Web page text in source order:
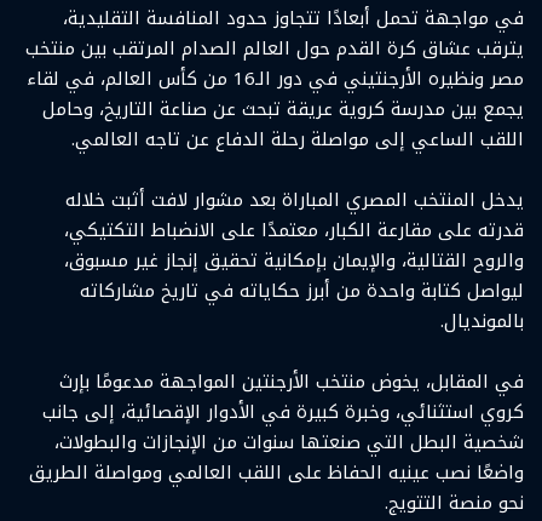
في مواجهة تحمل أبعادًا تتجاوز حدود المنافسة التقليدية،
يترقب عشاق كرة القدم حول العالم الصدام المرتقب بين منتخب
مصر ونظيره الأرجنتيني في دور الـ16 من كأس العالم، في لقاء
يجمع بين مدرسة كروية عريقة تبحث عن صناعة التاريخ، وحامل
اللقب الساعي إلى مواصلة رحلة الدفاع عن تاجه العالمي.
يدخل المنتخب المصري المباراة بعد مشوار لافت أثبت خلاله
قدرته على مقارعة الكبار، معتمدًا على الانضباط التكتيكي،
والروح القتالية، والإيمان بإمكانية تحقيق إنجاز غير مسبوق،
ليواصل كتابة واحدة من أبرز حكاياته في تاريخ مشاركاته
بالمونديال.
في المقابل، يخوض منتخب الأرجنتين المواجهة مدعومًا بإرث
كروي استثنائي، وخبرة كبيرة في الأدوار الإقصائية، إلى جانب
شخصية البطل التي صنعتها سنوات من الإنجازات والبطولات،
واضعًا نصب عينيه الحفاظ على اللقب العالمي ومواصلة الطريق
نحو منصة التتويج.